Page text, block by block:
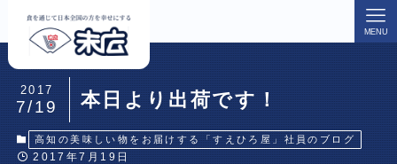
MENU
本日より出荷です！
2017
7/19
高知の美味しい物をお届けする「すえひろ屋」社員のブログ
2017年7月19日